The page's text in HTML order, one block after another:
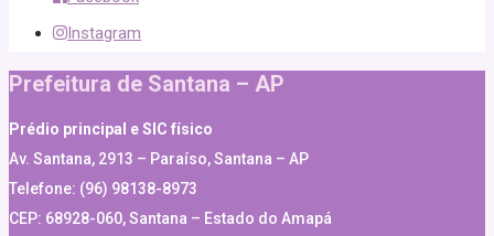
Instagram
Prefeitura de Santana – AP
Prédio principal e SIC físico
Av. Santana, 2913 – Paraíso, Santana – AP
Telefone: (96) 98138-8973
CEP: 68928-060, Santana – Estado do Amapá